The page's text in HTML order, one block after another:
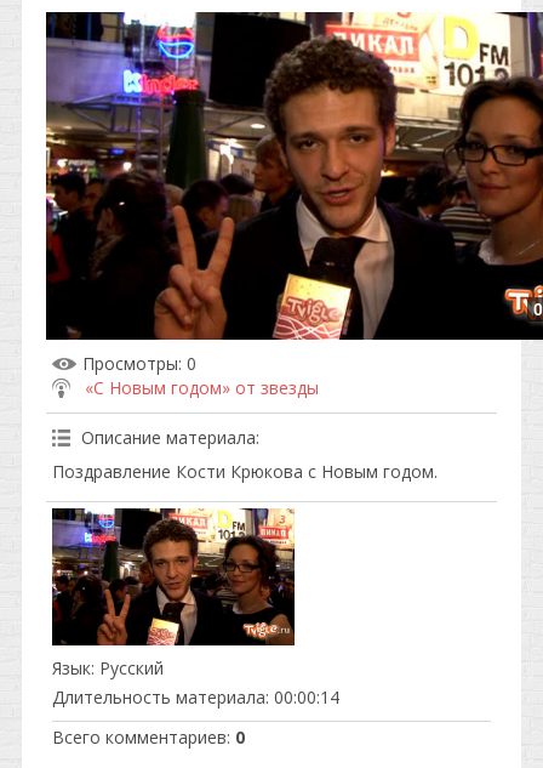
Просмотры: 0
«С Новым годом» от звезды
Описание материала:
Поздравление Кости Крюкова с Новым годом.
Язык: Русский
Длительность материала: 00:00:14
Всего комментариев: 0